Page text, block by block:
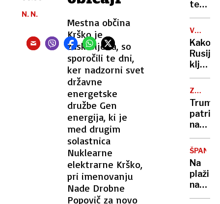
Mestna občina
Krško je
zaskrbljena, so
sporočili te dni,
ker nadzorni svet
državne
energetske
družbe Gen
energija, ki je
med drugim
solastnica
Nuklearne
elektrarne Krško,
pri imenovanju
Nade Drobne
Popovič za novo
N. N.
dve
lahko
dobijo
o
vozil
VOJNA
V
Kako
Rusija
kljub
velikim
stalni
dotok
novih
ZDA
-
UNIJA
naskok
na
Evropo
ŠPANIJA
Na
plaži
našli
truplo